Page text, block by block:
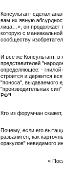
Консультант сделал
вам их явную
лица…», он продолжает
которую с
сообществу
И всё же Консультант, в
представителей
определяющее: - гнилой
строится и держится
"поноса", выдаваемого
"производительных
РФ"!
Кто из форумчан
Почему, если его
развалится, как
оракулов" невидимого
«